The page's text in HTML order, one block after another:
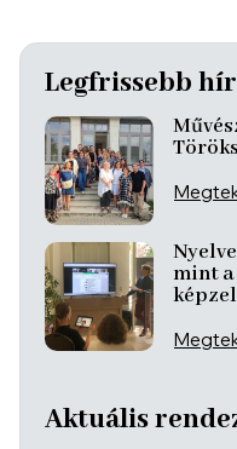
Legfrissebb
mint
Aktuális